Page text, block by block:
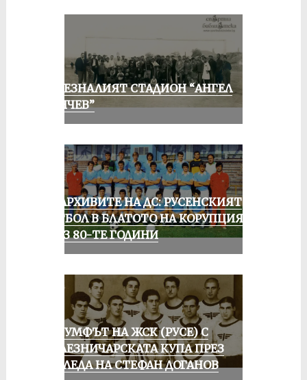
ИЗЧЕЗНАЛИЯТ СТАДИОН “АНГЕЛ
КЪНЧЕВ”
ИЗ АРХИВИТЕ НА ДС: РУСЕНСКИЯТ
ФУТБОЛ В БЛАТОТО НА КОРУПЦИЯТА
ПРЕЗ 80-ТЕ ГОДИНИ
ТРИУМФЪТ НА ЖСК (РУСЕ) С
ЖЕЛЕЗНИЧАРСКАТА КУПА ПРЕЗ
ПОГЛЕДА НА СТЕФАН ДОГАНОВ